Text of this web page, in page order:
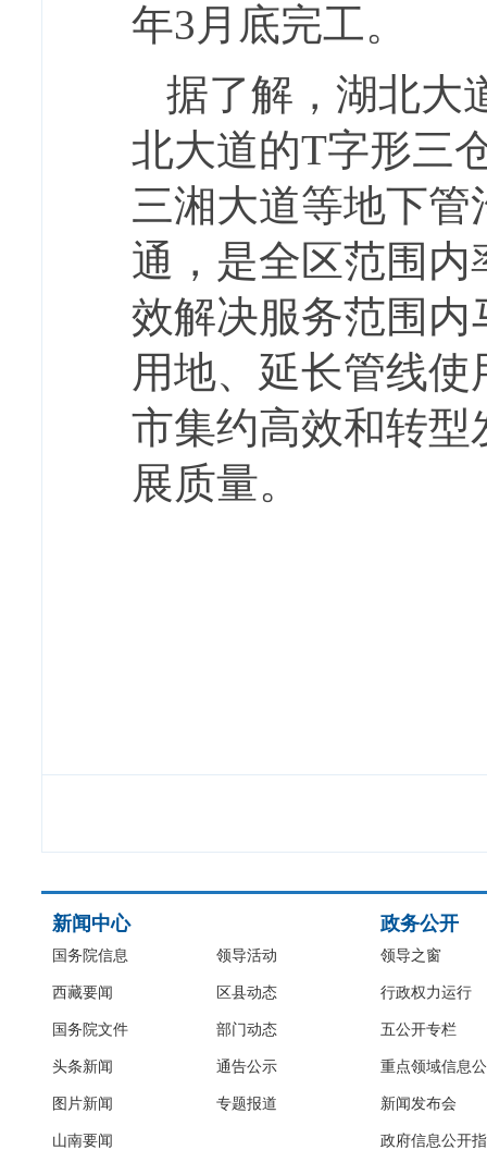
年3月底完工。
据了解，湖北大
北大道的T字形三
三湘大道等地下
通，是全区范围
效解决服务范围
用地、延长管线
市集约高效和转
展质量。
新闻中心
国务院信息
西藏要闻
国务院文件
头条新闻
图片新闻
山南要闻
领导活动
区县动态
部门动态
通告公示
专题报道
政务公开
领导之窗
行政权力运行
五公开专栏
重点领域信息
新闻发布会
政府信息公开